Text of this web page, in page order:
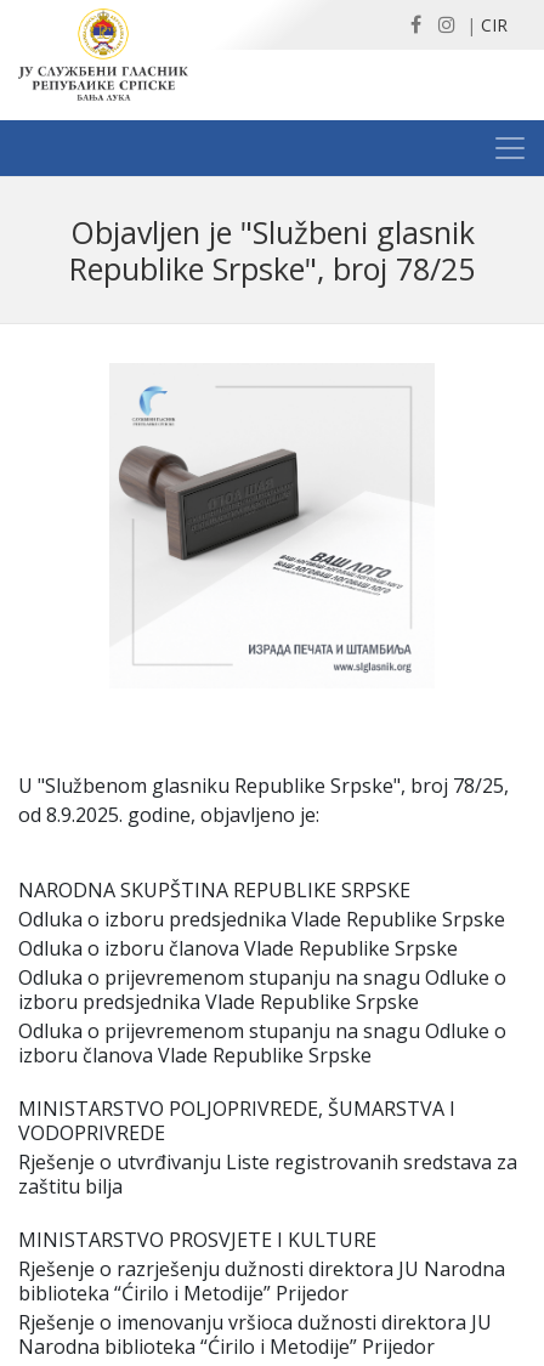
| CIR
Obјavljen јe "Službeni glasnik
Republike Srpske", broј 78/25
U "Službenom glasniku Republike Srpske", broј 78/25,
od 8.9.2025. godine, obјavljeno јe:
NARODNA SKUPŠTINA REPUBLIKE SRPSKE
Odluka o izboru predsјednika Vlade Republike Srpske
Odluka o izboru članova Vlade Republike Srpske
Odluka o priјevremenom stupanju na snagu Odluke o
izboru predsјednika Vlade Republike Srpske
Odluka o priјevremenom stupanju na snagu Odluke o
izboru članova Vlade Republike Srpske
MINISTARSTVO POLJOPRIVREDE, ŠUMARSTVA I
VODOPRIVREDE
Rјešenje o utvrđivanju Liste registrovanih sredstava za
zaštitu bilja
MINISTARSTVO PROSVЈETE I KULTURE
Rјešenje o razrјešenju dužnosti direktora ЈU Narodna
biblioteka “Ćirilo i Metodiјe” Priјedor
Rјešenje o imenovanju vršioca dužnosti direktora ЈU
Narodna biblioteka “Ćirilo i Metodiјe” Priјedor